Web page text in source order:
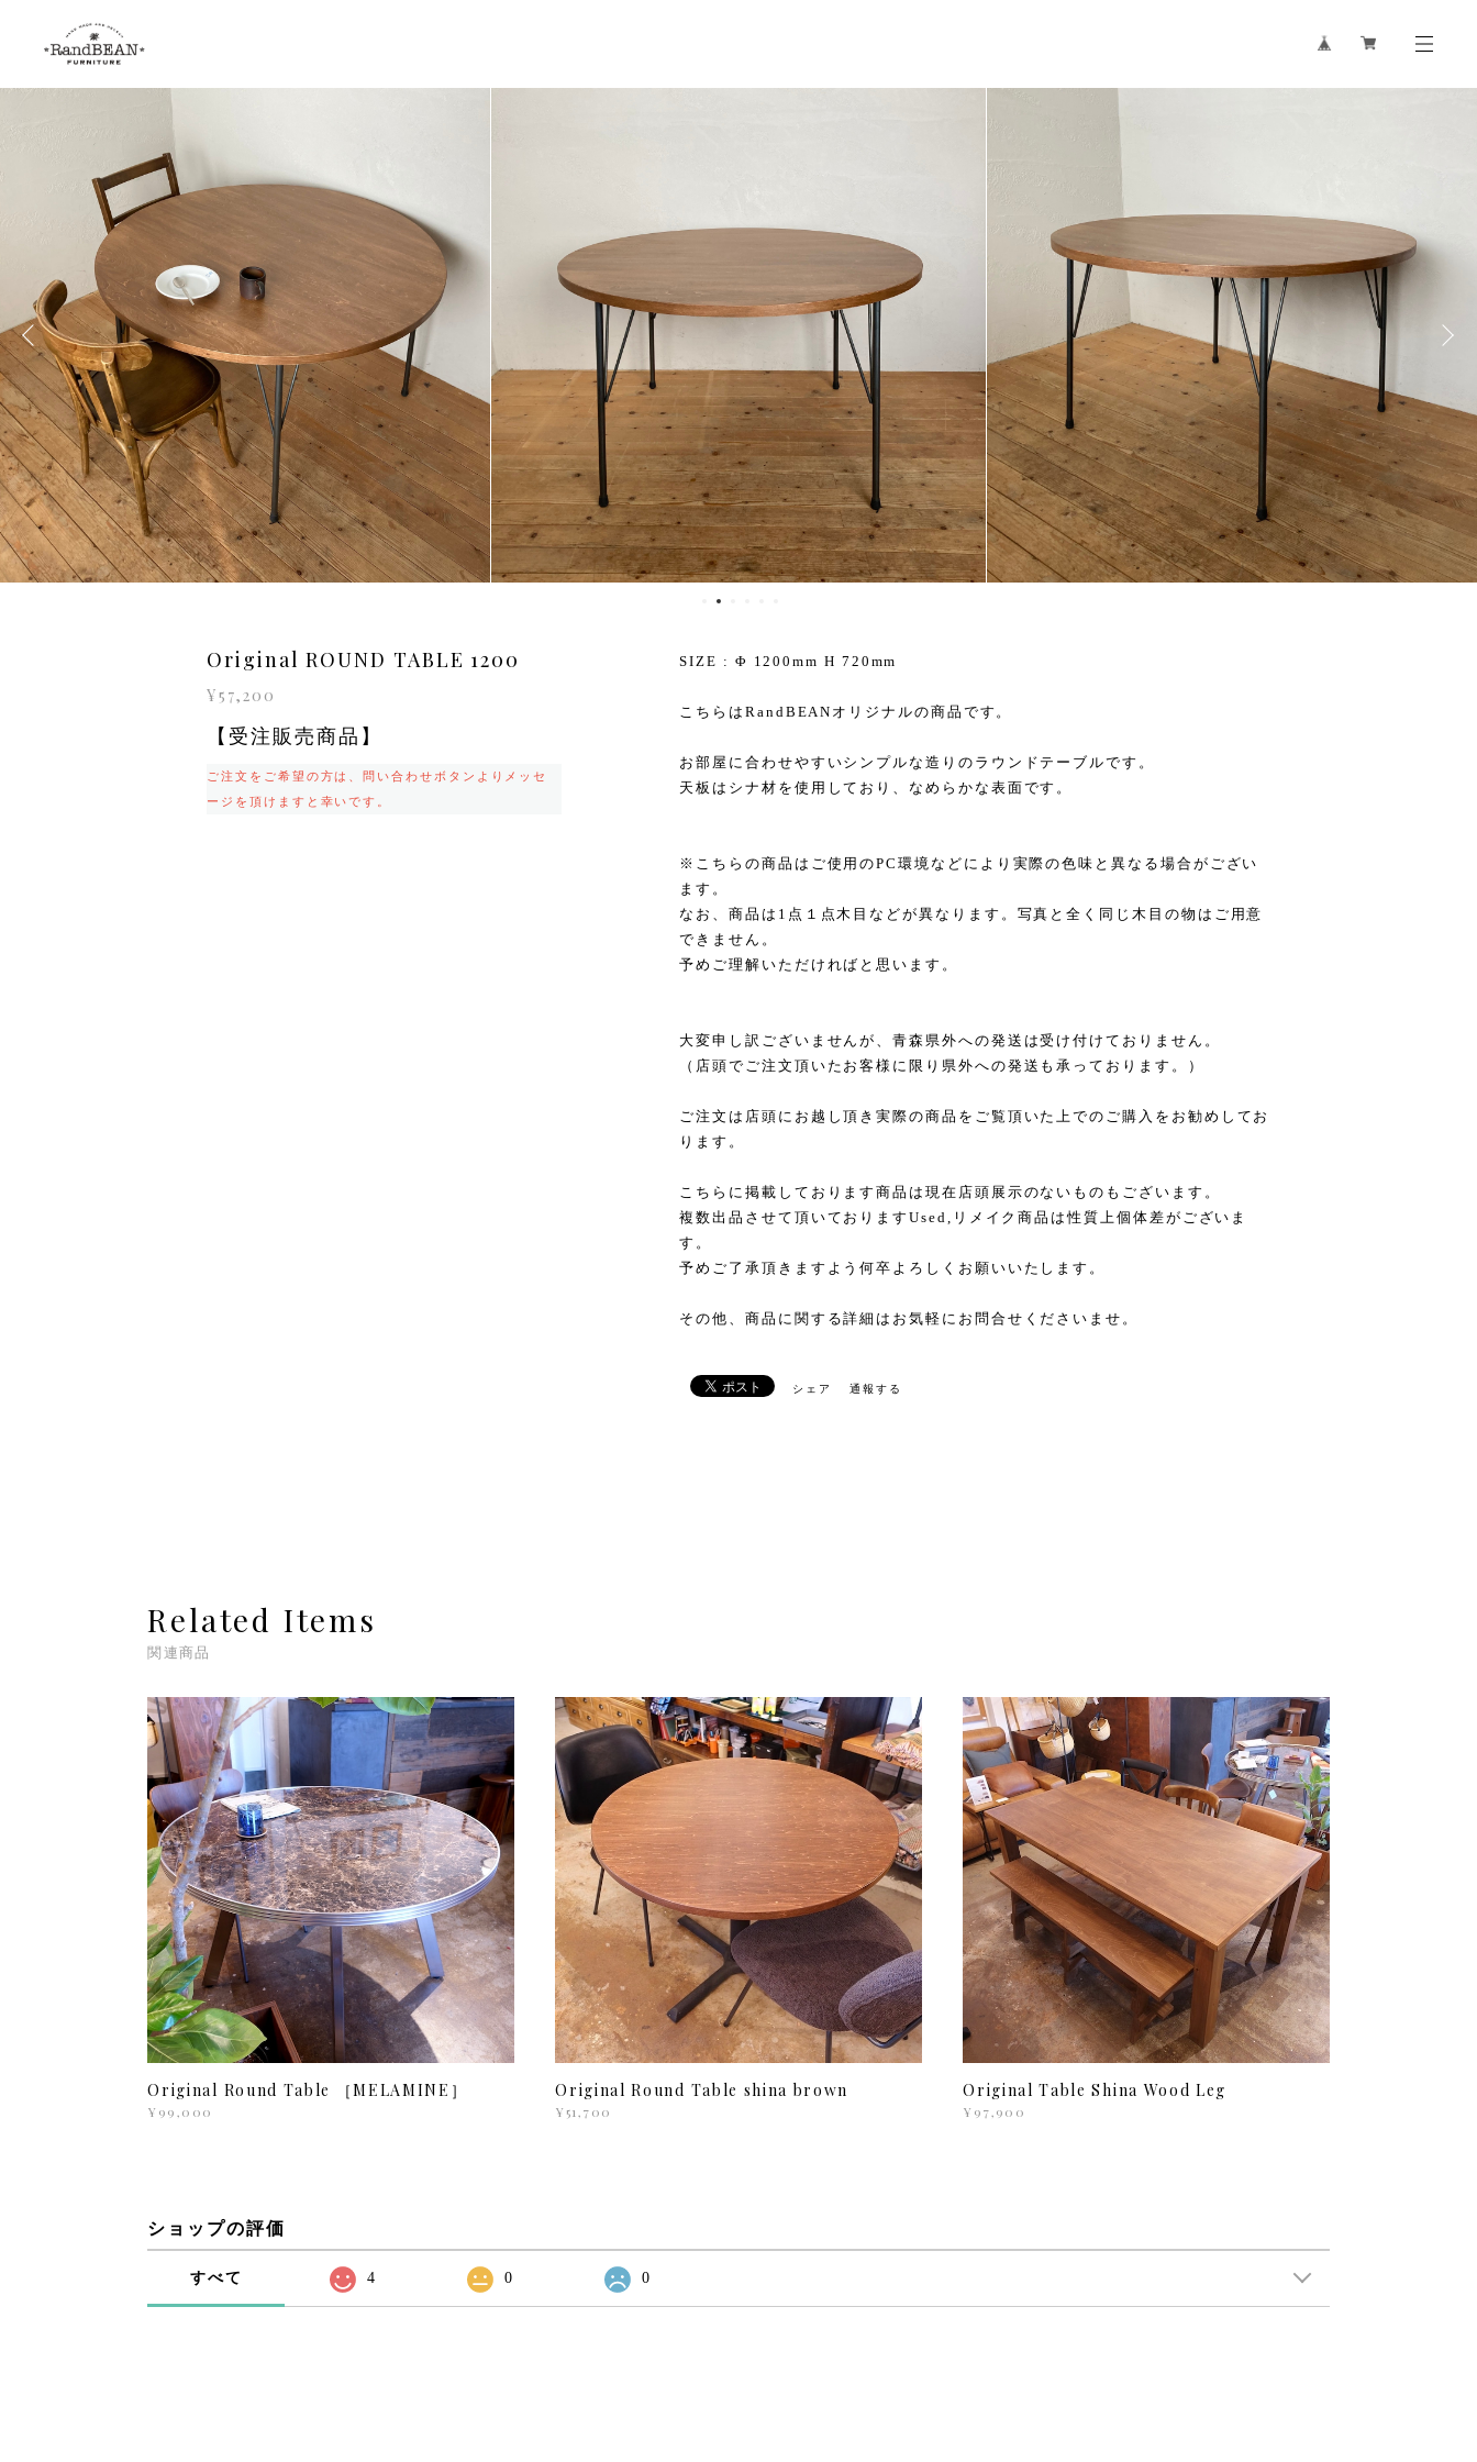
Original ROUND TABLE 1200
¥57,200
【受注販売商品】
ご注文をご希望の方は、問い合わせボタンよりメッセ
ージを頂けますと幸いです。
SIZE : Φ 1200mm H 720mm
こちらはRandBEANオリジナルの商品です。
お部屋に合わせやすいシンプルな造りのラウンドテーブルです。
天板はシナ材を使用しており、なめらかな表面です。
※こちらの商品はご使用のPC環境などにより実際の色味と異なる場合がござい
ます。
なお、商品は1点１点木目などが異なります。写真と全く同じ木目の物はご用意
できません。
予めご理解いただければと思います。
大変申し訳ございませんが、青森県外への発送は受け付けておりません。
（店頭でご注文頂いたお客様に限り県外への発送も承っております。）
ご注文は店頭にお越し頂き実際の商品をご覧頂いた上でのご購入をお勧めしてお
ります。
こちらに掲載しております商品は現在店頭展示のないものもございます。
複数出品させて頂いておりますUsed,リメイク商品は性質上個体差がございま
す。
予めご了承頂きますよう何卒よろしくお願いいたします。
その他、商品に関する詳細はお気軽にお問合せくださいませ。
シェア 通報する
Related Items
関連商品
Original Round Table ［MELAMINE］
¥99,000
Original Round Table shina brown
¥51,700
Original Table Shina Wood Leg
¥97,900
ショップの評価
すべて 4 0 0